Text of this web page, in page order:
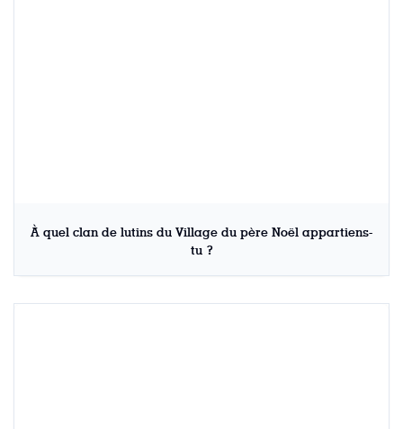
À quel clan de lutins du Village du père Noël appartiens-
tu ?